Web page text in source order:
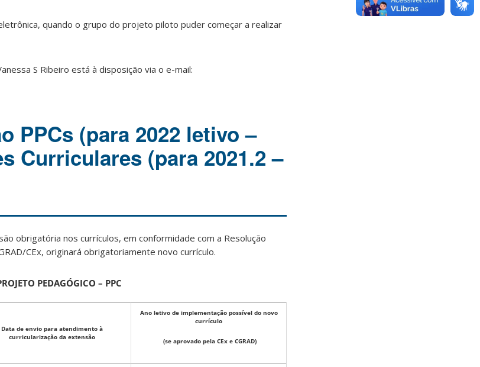
quando o grupo do projeto piloto puder começar a realizar
S Ribeiro está à disposição via o e-mail:
PPCs (para 2022 letivo –
Curriculares (para 2021.2 –
obrigatória nos currículos, em conformidade com a Resolução
CEx, originará obrigatoriamente novo currículo.
PEDAGÓGICO – PPC
Data de envio para atendimento à
curricularização da extensão
Ano letivo de implementação possível do novo
currículo
(se aprovado pela CEx e CGRAD)